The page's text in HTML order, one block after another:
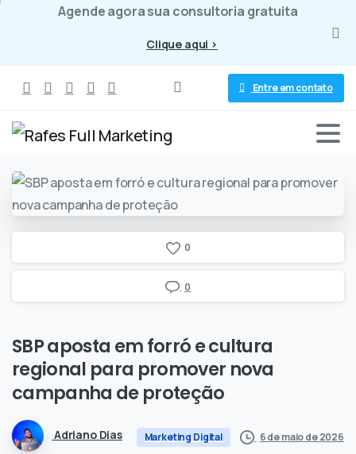
Agende agora sua consultoria gratuita
Clique aqui >
Entre em contato
0
0
SBPaposta emforróecultura
regional para promover nova
campanha de proteção
Adriano Dias Marketing Digital 6 de maio de 2026